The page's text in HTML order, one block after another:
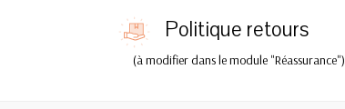
Politique retours
(à modifier dans le module "Réassurance")